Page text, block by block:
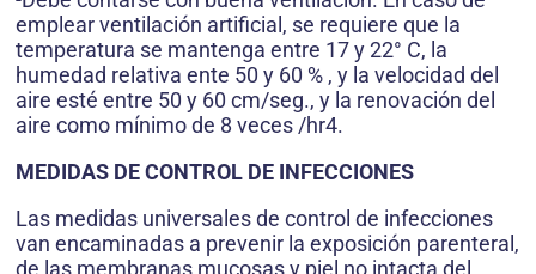
emplear ventilación artificial, se requiere que la
temperatura se mantenga entre 17 y 22° C, la
humedad relativa ente 50 y 60 % , y la velocidad del
aire esté entre 50 y 60 cm/seg., y la renovación del
aire como mínimo de 8 veces /hr4.
MEDIDAS DE CONTROL DE INFECCIONES
Las medidas universales de control de infecciones
van encaminadas a prevenir la exposición parenteral,